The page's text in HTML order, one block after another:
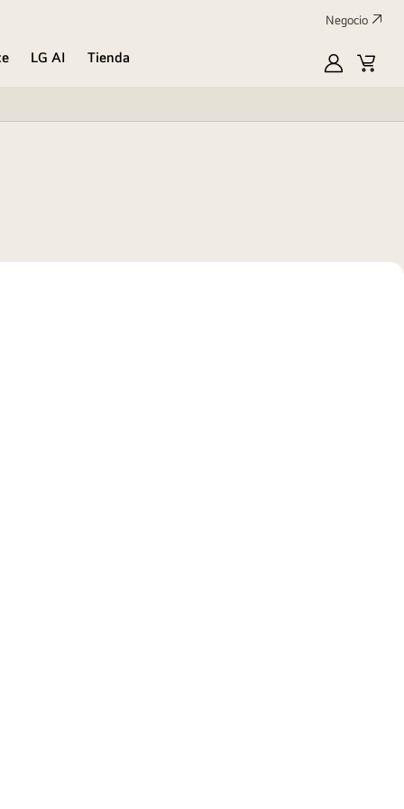
Negocio
LG AI
Tienda
Mi